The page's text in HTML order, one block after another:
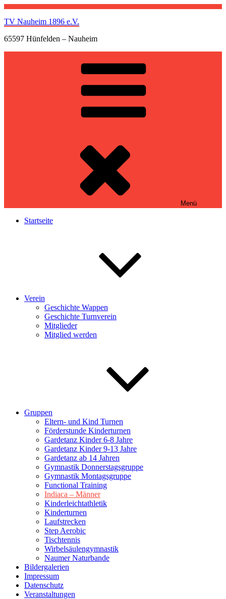
Zum
Inhalt
springen
TV Nauheim 1896 e.V.
65597 Hünfelden – Nauheim
Menü
Startseite
Verein
Geschichte Wappen
Geschichte Turnverein
Mitglieder
Mitglied werden
Gruppen
Eltern- und Kind Turnen
Förderstunde Kinderturnen
Gardetanz Kinder 6-8 Jahre
Gardetanz Kinder 9-13 Jahre
Gardetanz ab 14 Jahren
Gymnastik Donnerstagsgruppe
Gymnastik Montagsgruppe
Functional Training
Indiaca – Männer
Kinderleichtathletik
Kinderturnen
Laufstrecken
Step Aerobic
Tischtennis
Wirbelsäulengymnastik
Naumer Naturbande
Bildergalerien
Impressum
Datenschutz
Veranstaltungen